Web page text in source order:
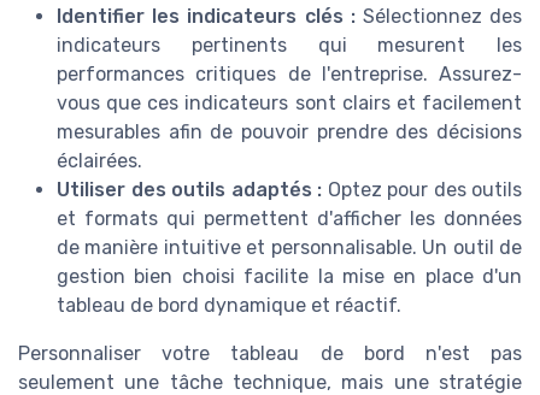
Identifier les indicateurs clés :Sélectionnez des
indicateurs pertinents qui mesurent les
performances critiques de l'entreprise. Assurez-
vous que ces indicateurs sont clairs et facilement
mesurables afin de pouvoir prendre des décisions
éclairées.
Utiliser des outils adaptés : Optez pour des outils
et formats qui permettent d'afficher les données
de manière intuitive et personnalisable. Un outil de
gestion bien choisi facilite la mise en place d'un
tableau de bord dynamique et réactif.
Personnaliser votre tableau de bord n'est pas
seulement une tâche technique, mais une stratégie